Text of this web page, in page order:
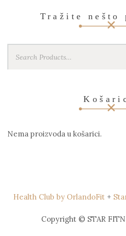
Tražite nešto
Nema proizvoda u košarici.
Health Club by OrlandoFit +
Copyright © STAR